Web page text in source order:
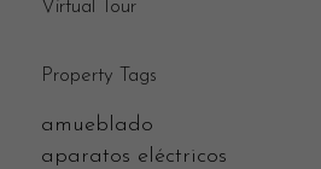
Virtual Tour
Property Tags
amueblado
aparatos eléctricos